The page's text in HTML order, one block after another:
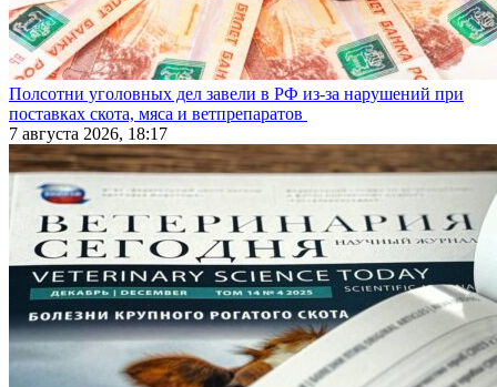
Полсотни уголовных дел завели в РФ из-за нарушений при
поставках скота, мяса и ветпрепаратов
7 августа 2026, 18:17